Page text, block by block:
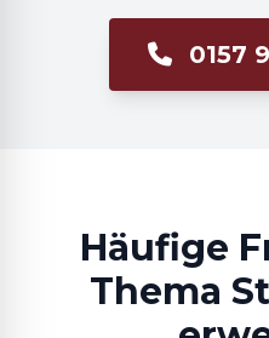
0157
Häufige
Thema